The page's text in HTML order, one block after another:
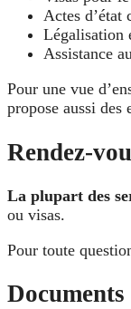
Actes d’état
Légalisation
Assistance
Pour une vue
propose aussi des
Rendez-
La plupart des
ou visas.
Pour toute